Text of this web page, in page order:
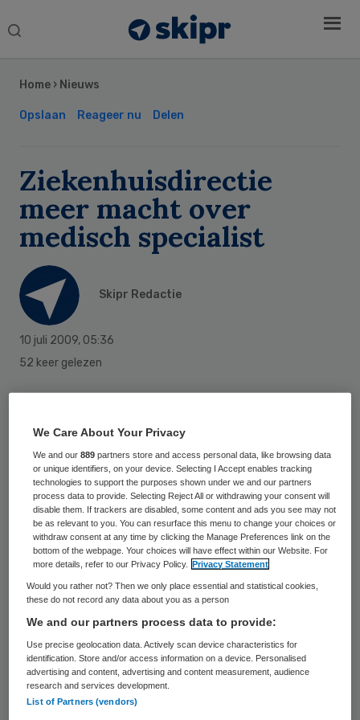
Search
Home › Nieuws
Opslaan Reageer nu Delen
Ziekenhuisdirectie
meer macht over
medisch specialist
Skipr Redactie
10 juli 2009, 05:36
52 keer gelezen
medisch specialisten. De directie moet
opdrachten kunnen geven over de manier
waarop de specialisten hun werk doen en
hoe ze daar verantwoording over afleggen.
Het maakt niet uit of de specialist in dienst
is bij het ziekenhuis of daar voor eigen
rekening werkt. Dat heeft minister Ab Klink
(Volksgezondheid) donderdag geschreven
aan de Tweede Kamer.
Meer zeggenschap voor directie
Sidebar
We Care About Your Privacy
We and our889 partners store and access personal data, like browsing data
or unique identifiers, on your device. Selecting I Accept enables tracking
technologies to support the purposes shown under we and our partners
process data to provide. Selecting Reject All or withdrawing your consent will
disable them. If trackers are disabled, some content and ads you see may not
be as relevant to you. You can resurface this menu to change your choices or
withdraw consent at any time by clicking the Manage Preferences link on the
bottom of the webpage. Your choices will have effect within our Website. For
more details, refer to our Privacy Policy.
Privacy Statement
Would you rather not? Then we only place essential and statistical cookies,
these do not record any data about you as a person
We and our partners process data to provide:
Use precise geolocation data. Actively scan device characteristics for
identification. Store and/or access information on a device. Personalised
advertising and content, advertising and content measurement, audience
research and services development.
List of Partners (vendors)